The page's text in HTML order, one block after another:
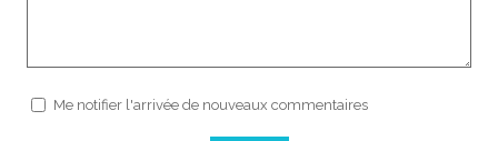
Me notifier l'arrivée de nouveaux commentaires